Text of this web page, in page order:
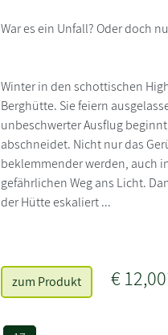
War es ein Unfall? Oder doch
Winter in den schottischen
Berghütte. Sie feiern
unbeschwerter Ausflug
abschneidet. Nicht nur das
beklemmender werden, auch
gefährlichen Weg ans Licht.
der Hütte eskaliert ...
zum Produkt €